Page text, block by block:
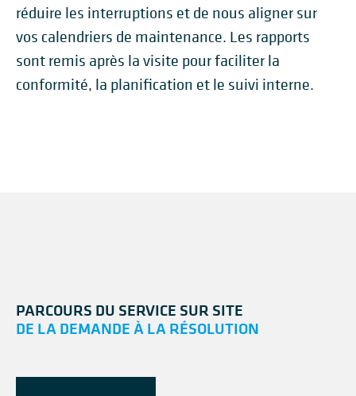
réduire les interruptions et de nous aligner sur
vos calendriers de maintenance. Les rapports
sont remis après la visite pour faciliter la
conformité, la planification et le suivi interne.
PARCOURS DU SERVICE SUR SITE
DE LA DEMANDE À LA RÉSOLUTION